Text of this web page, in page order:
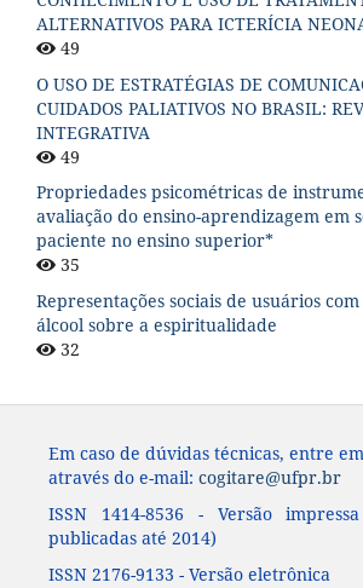
ALTERNATIVOS PARA ICTERÍCIA
49
O USO DE ESTRATÉGIAS DE
CUIDADOS PALIATIVOS NO BRASIL:
INTEGRATIVA
49
Propriedades psicométricas de
avaliação do ensino-aprendizagem em
paciente no ensino superior*
35
Representações sociais de usuários
álcool sobre a espiritualidade
32
Em caso de dúvidas técnicas, entre
através do e-mail: cogitare@ufpr.br
ISSN 1414-8536 - Versão
publicadas até 2014)
ISSN 2176-9133 - Versão eletrônica